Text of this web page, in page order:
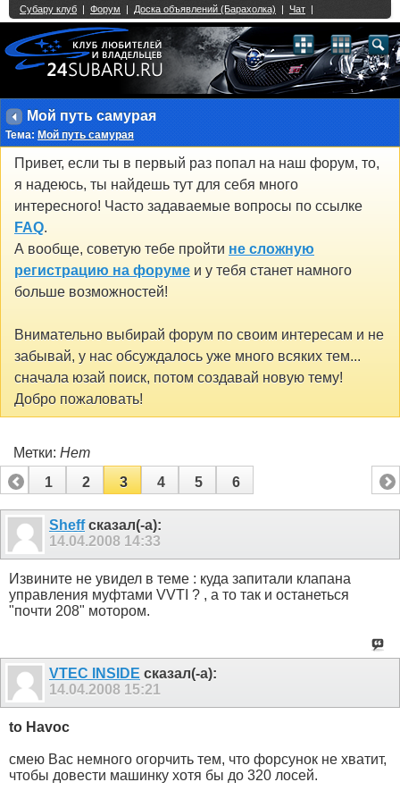
Мой путь самурая
Тема: Мой путь самурая
Привет, если ты в первый раз попал на наш форум, то,
я надеюсь, ты найдешь тут для себя много
интересного! Часто задаваемые вопросы по ссылке
FAQ.
А вообще, советую тебе пройти не сложную
регистрацию на форуме и у тебя станет намного
больше возможностей!
Внимательно выбирай форум по своим интересам и не
забывай, у нас обсуждалось уже много всяких тем...
сначала юзай поиск, потом создавай новую тему!
Добро пожаловать!
Метки: Нет
1
2 3 4 5 6
Sheffсказал(-а):
14.04.2008 14:33
Извините не увидел в теме : куда запитали клапана
управления муфтами VVTI ? , а то так и останеться
"почти 208" мотором.
VTEC INSIDE сказал(-а):
14.04.2008 15:21
to Havoc
смею Вас немного огорчить тем, что форсунок не хватит,
чтобы довести машинку хотя бы до 320 лосей.
Single Sign On provided byvBSSO
2 3 4 5 6 7 8 9 10 11 12 13 14 15 16 17 18 21 22 23 24 25 26
27 28 29 30 31 32 33 34 35 36 37 38 39 40 41 42 43